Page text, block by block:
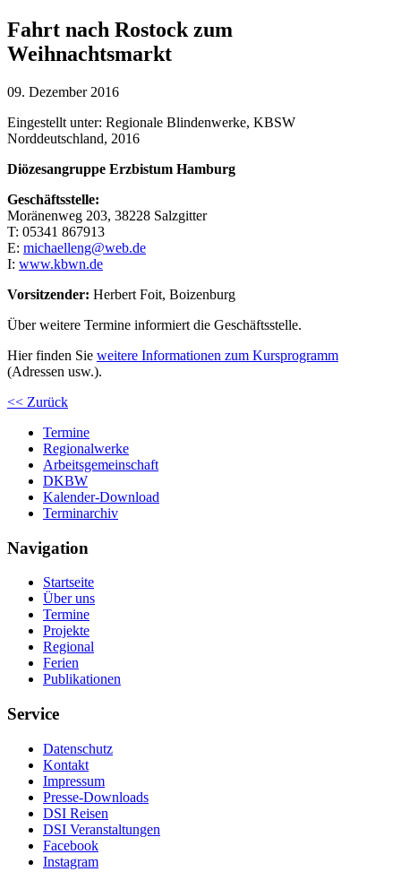
Fahrt nach Rostock zum
Weihnachtsmarkt
09. Dezember 2016
Eingestellt unter: Regionale Blindenwerke, KBSW
Norddeutschland, 2016
Diözesangruppe Erzbistum Hamburg
Geschäftsstelle:
Moränenweg 203, 38228 Salzgitter
T: 05341 867913
E: michaelleng@web.de
I: www.kbwn.de
Vorsitzender: Herbert Foit, Boizenburg
Über weitere Termine informiert die Geschäftsstelle.
Hier finden Sie weitere Informationen zum Kursprogramm
(Adressen usw.).
<< Zurück
Termine
Regionalwerke
Arbeitsgemeinschaft
DKBW
Kalender-Download
Terminarchiv
Navigation
Startseite
Über uns
Termine
Projekte
Regional
Ferien
Publikationen
Service
Datenschutz
Kontakt
Impressum
Presse-Downloads
DSI Reisen
DSI Veranstaltungen
Facebook
Instagram